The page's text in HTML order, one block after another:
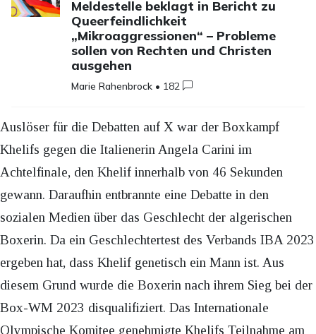
Meldestelle beklagt in Bericht zu
Queerfeindlichkeit
„Mikroaggressionen“ – Probleme
sollen von Rechten und Christen
ausgehen
Marie Rahenbrock • 182
Auslöser für die Debatten auf X war der Boxkampf
Khelifs gegen die Italienerin Angela Carini im
Achtelfinale, den Khelif innerhalb von 46 Sekunden
gewann. Daraufhin entbrannte eine Debatte in den
sozialen Medien über das Geschlecht der algerischen
Boxerin. Da ein Geschlechtertest des Verbands IBA 2023
ergeben hat, dass Khelif genetisch ein Mann ist. Aus
diesem Grund wurde die Boxerin nach ihrem Sieg bei der
Box-WM 2023 disqualifiziert. Das Internationale
Olympische Komitee genehmigte Khelifs Teilnahme am